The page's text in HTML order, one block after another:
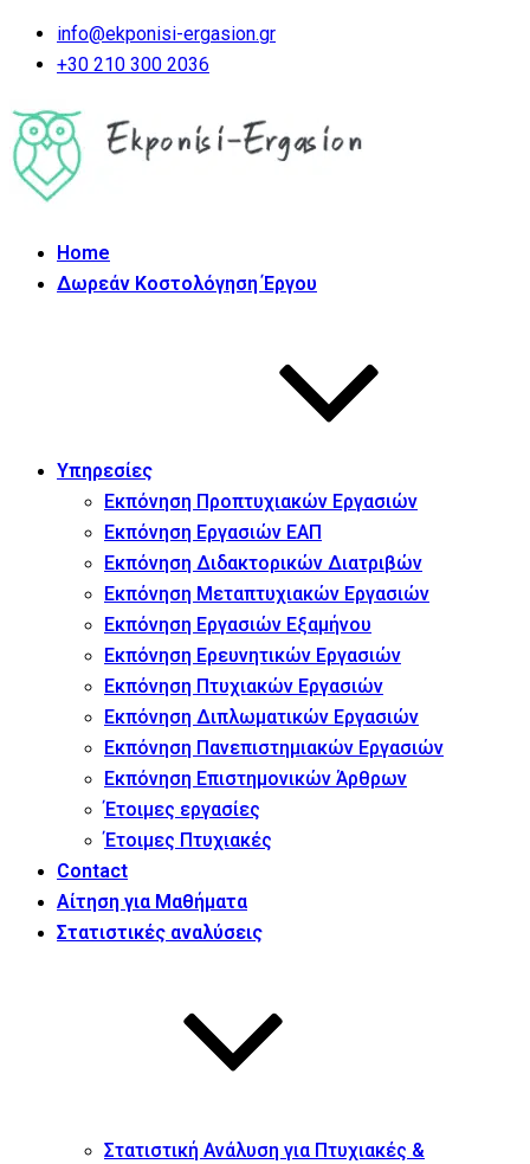
info@ekponisi-ergasion.gr
+30 210 300 2036
Home
Δωρεάν Κοστολόγηση Έργου
Υπηρεσίες
Εκπόνηση Προπτυχιακών Εργασιών
Εκπόνηση Εργασιών ΕΑΠ
Εκπόνηση Διδακτορικών Διατριβών
Εκπόνηση Μεταπτυχιακών Εργασιών
Εκπόνηση Εργασιών Εξαμήνου
Εκπόνηση Ερευνητικών Εργασιών
Εκπόνηση Πτυχιακών Εργασιών
Εκπόνηση Διπλωματικών Εργασιών
Εκπόνηση Πανεπιστημιακών Εργασιών
Εκπόνηση Επιστημονικών Άρθρων
Έτοιμες εργασίες
Έτοιμες Πτυχιακές
Contact
Αίτηση για Μαθήματα
Στατιστικές αναλύσεις
Στατιστική Ανάλυση για Πτυχιακές &